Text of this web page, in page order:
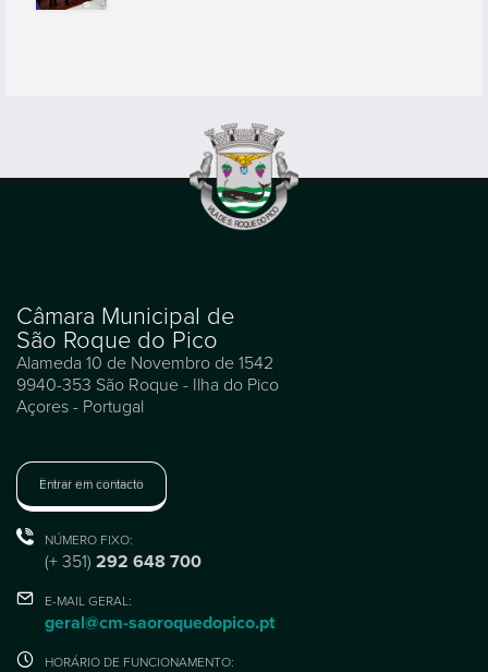
Câmara Municipal de
São Roque do Pico
Alameda 10 de Novembro de 1542
9940-353 São Roque - Ilha do Pico
Açores - Portugal
Entrar em contacto
NÚMERO FIXO:
(+ 351) 292 648 700
E-MAIL GERAL:
geral@cm-saoroquedopico.pt
HORÁRIO DE FUNCIONAMENTO: